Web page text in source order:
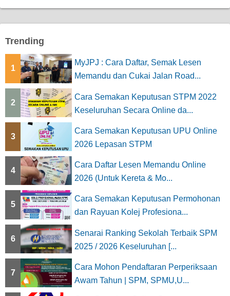
Trending
1
MyJPJ : Cara Daftar, Semak Lesen
Memandu dan Cukai Jalan Road...
2
Cara Semakan Keputusan STPM 2022
Keseluruhan Secara Online da...
3
Cara Semakan Keputusan UPU Online
2026 Lepasan STPM
4
Cara Daftar Lesen Memandu Online
2026 (Untuk Kereta & Mo...
5
Cara Semakan Keputusan Permohonan
dan Rayuan Kolej Profesiona...
6
Senarai Ranking Sekolah Terbaik SPM
2025 / 2026 Keseluruhan [...
7
Cara Mohon Pendaftaran Perperiksaan
Awam Tahun | SPM, SPMU,U...